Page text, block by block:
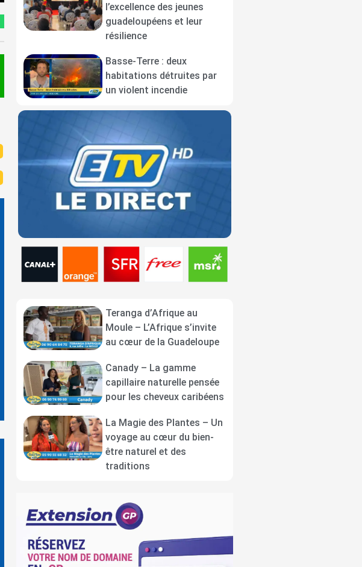
l’excellence des jeunes
guadeloupéens et leur
résilience
Basse-Terre : deux
habitations détruites par
un violent incendie
Teranga d’Afrique au
Moule – L’Afrique s’invite
au cœur de la Guadeloupe
Canady – La gamme
capillaire naturelle pensée
pour les cheveux caribéens
La Magie des Plantes – Un
voyage au cœur du bien-
être naturel et des
traditions